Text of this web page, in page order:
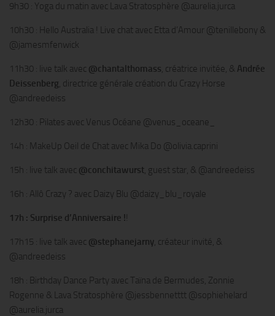
9h30 : Yoga du matin avec Lava Stratosphère @aurelia.jurca
10h30 : Hello Australia ! Live chat avec Etta d’Amour @tenillebony &
@jamesmfenwick
11h30 : live talk avec @chantalthomass, créatrice invitée, & Andrée
Deissenberg, directrice générale création du Crazy Horse
@andreedeiss
12h30 : Pilates avec Venus Océane @venus_oceane_
14h : MakeUp Oeil de Chat avec Mika Do @olivia.caprini
15h : live talk avec @conchitawurst, guest star, & @andreedeiss
16h : Allô Crazy ? avec Daizy Blu @daizy_blu_royale
17h : Surprise d’Anniversaire !
17h15 : live talk avec @stephanejarny, créateur invité, &
@andreedeiss
18h : Birthday Dance Party avec Taïna de Bermudes, Zonnie
Rogenne & Lava Stratosphère @jessbennetttt @sophiehelard
@aurelia.jurca